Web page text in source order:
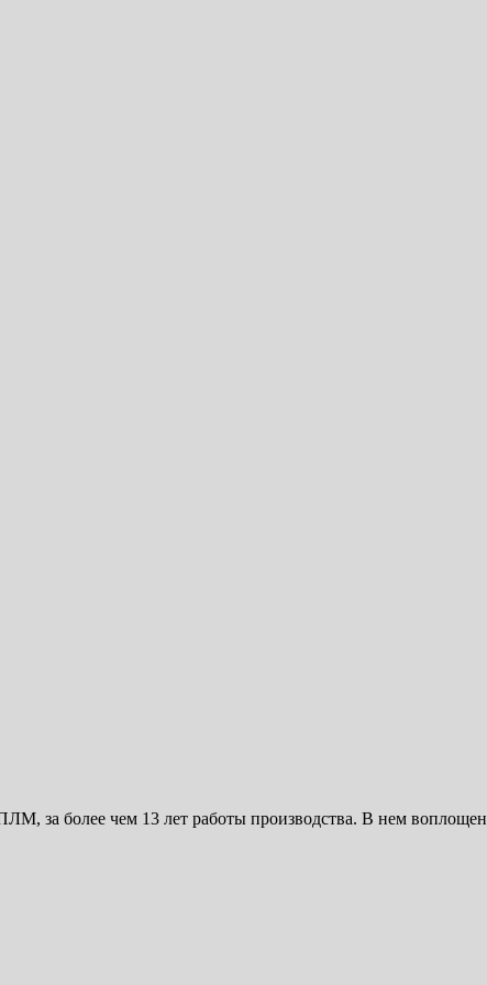
за более чем 13 лет работы производства. В нем